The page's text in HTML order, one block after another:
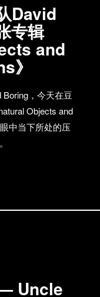
David
专辑
and
》
，今天在豆
Objects and
中当下所处的压
Uncle